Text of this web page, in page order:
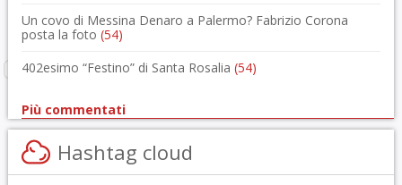
Un covo di Messina Denaro a Palermo? Fabrizio Corona
posta la foto (54)
402esimo “Festino” di Santa Rosalia (54)
Più commentati
Hashtag cloud